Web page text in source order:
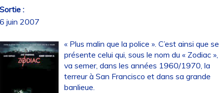
:
juin 2007
« Plus malin que la police ». C’est ainsi que se
présente celui qui, sous le nom du « Zodiac »,
va semer, dans les années 1960/1970, la
terreur à San Francisco et dans sa grande
banlieue.